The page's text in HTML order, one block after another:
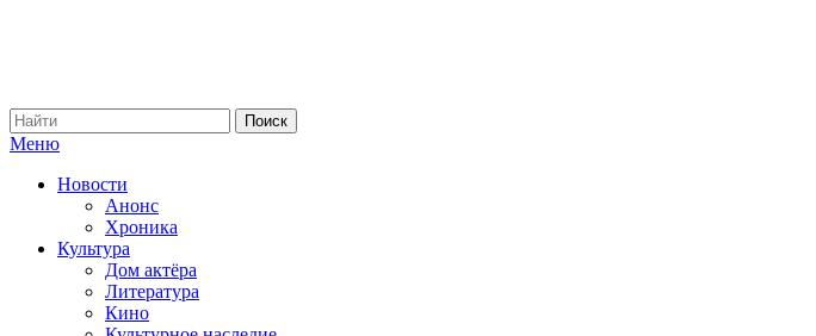
Меню
Новости
Анонс
Хроника
Культура
Дом актёра
Литература
Кино